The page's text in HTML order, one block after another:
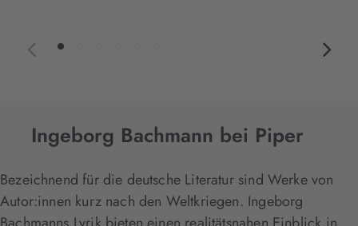
Ingeborg Bachmann bei Piper
Bezeichnend für die deutsche Literatur sind Werke von
Autor:innen kurz nach den Weltkriegen. Ingeborg